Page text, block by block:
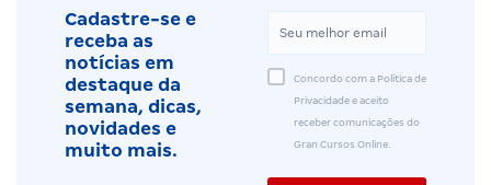
Cadastre-se e
receba as
notícias em
destaque da
semana, dicas,
novidades e
muito mais.
Concordo com a Política de
Privacidade e aceito
receber comunicações do
Gran Cursos Online.